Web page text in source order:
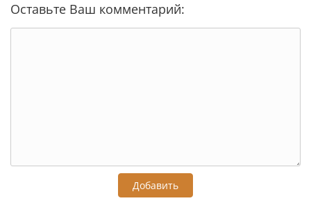
Оставьте Ваш комментарий:
Добавить